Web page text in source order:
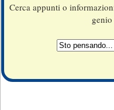
Cerca appunti o